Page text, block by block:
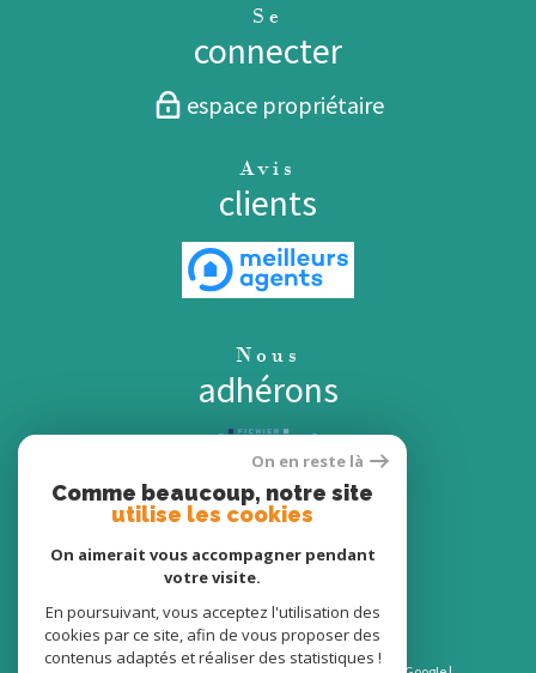
Se
connecter
espace propriétaire
Avis
clients
Nous
adhérons
On en reste là
Comme beaucoup, notre site
utilise les cookies
On aimerait vous accompagner pendant
votre visite.
En poursuivant, vous acceptez l'utilisation des
cookies par ce site, afin de vous proposer des
contenus adaptés et réaliser des statistiques !